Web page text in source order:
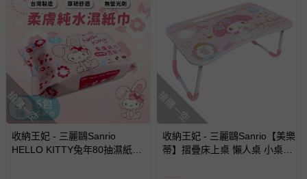
搶購一空
收納王妃 - 三麗鷗Sanrio
HELLO KITTY兔年80抽濕紙巾
搶購一空
收納王妃 - 三麗鷗Sanrio【美樂
蒂】摺疊床上桌 懶人桌 小桌子